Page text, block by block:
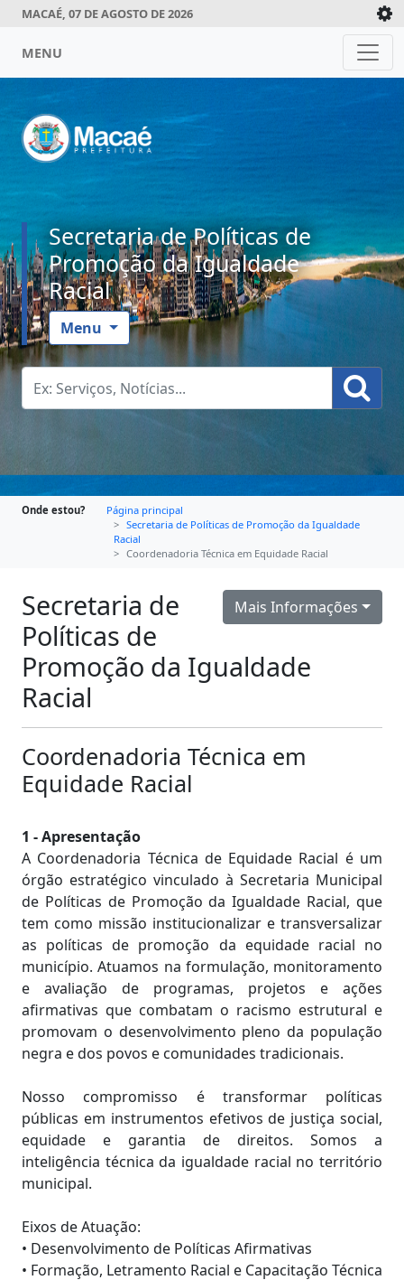
MACAÉ, 07 DE AGOSTO DE 2026
MENU
Secretaria de Políticas de
Promoção da Igualdade
Racial
Menu
Onde estou?
Página principal
Secretaria de Políticas de Promoção da Igualdade
Racial
Coordenadoria Técnica em Equidade Racial
Mais Informações
Secretaria de
Políticas de
Promoção da Igualdade
Racial
Coordenadoria Técnica em
Equidade Racial
1 - Apresentação
A Coordenadoria Técnica de Equidade Racial é um
órgão estratégico vinculado à Secretaria Municipal
de Políticas de Promoção da Igualdade Racial, que
tem como missão institucionalizar e transversalizar
as políticas de promoção da equidade racial no
município. Atuamos na formulação, monitoramento
e avaliação de programas, projetos e ações
afirmativas que combatam o racismo estrutural e
promovam o desenvolvimento pleno da população
negra e dos povos e comunidades tradicionais.
Nosso compromisso é transformar políticas
públicas em instrumentos efetivos de justiça social,
equidade e garantia de direitos. Somos a
inteligência técnica da igualdade racial no território
municipal.
Eixos de Atuação:
• Desenvolvimento de Políticas Afirmativas
• Formação, Letramento Racial e Capacitação Técnica